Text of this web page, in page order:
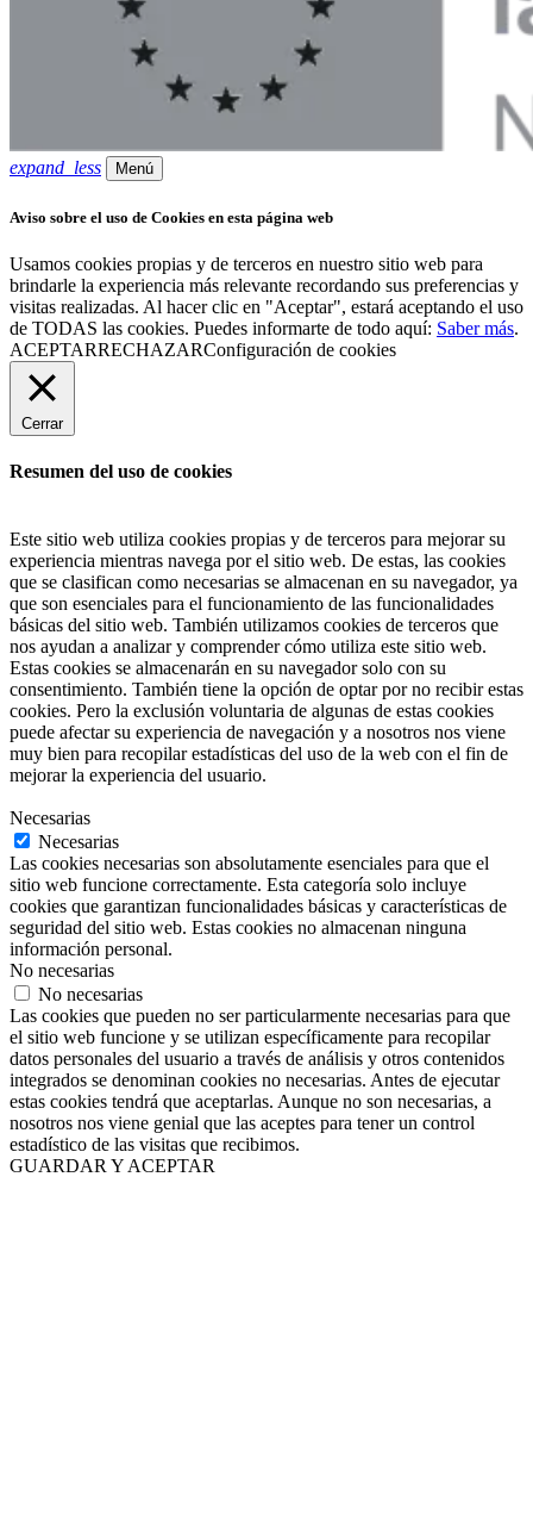
expand_less Menú
Aviso sobre el uso de Cookies en esta página web
Usamos cookies propias y de terceros en nuestro sitio web para
brindarle la experiencia más relevante recordando sus preferencias y
visitas realizadas. Al hacer clic en "Aceptar", estará aceptando el uso
de TODAS las cookies. Puedes informarte de todo aquí: Saber más.
ACEPTARRECHAZARConfiguración de cookies
Cerrar
Resumen del uso de cookies
Este sitio web utiliza cookies propias y de terceros para mejorar su
experiencia mientras navega por el sitio web. De estas, las cookies
que se clasifican como necesarias se almacenan en su navegador, ya
que son esenciales para el funcionamiento de las funcionalidades
básicas del sitio web. También utilizamos cookies de terceros que
nos ayudan a analizar y comprender cómo utiliza este sitio web.
Estas cookies se almacenarán en su navegador solo con su
consentimiento. También tiene la opción de optar por no recibir estas
cookies. Pero la exclusión voluntaria de algunas de estas cookies
puede afectar su experiencia de navegación y a nosotros nos viene
muy bien para recopilar estadísticas del uso de la web con el fin de
mejorar la experiencia del usuario.
Necesarias
Necesarias
Las cookies necesarias son absolutamente esenciales para que el
sitio web funcione correctamente. Esta categoría solo incluye
cookies que garantizan funcionalidades básicas y características de
seguridad del sitio web. Estas cookies no almacenan ninguna
información personal.
No necesarias
No necesarias
Las cookies que pueden no ser particularmente necesarias para que
el sitio web funcione y se utilizan específicamente para recopilar
datos personales del usuario a través de análisis y otros contenidos
integrados se denominan cookies no necesarias. Antes de ejecutar
estas cookies tendrá que aceptarlas. Aunque no son necesarias, a
nosotros nos viene genial que las aceptes para tener un control
estadístico de las visitas que recibimos.
GUARDAR Y ACEPTAR